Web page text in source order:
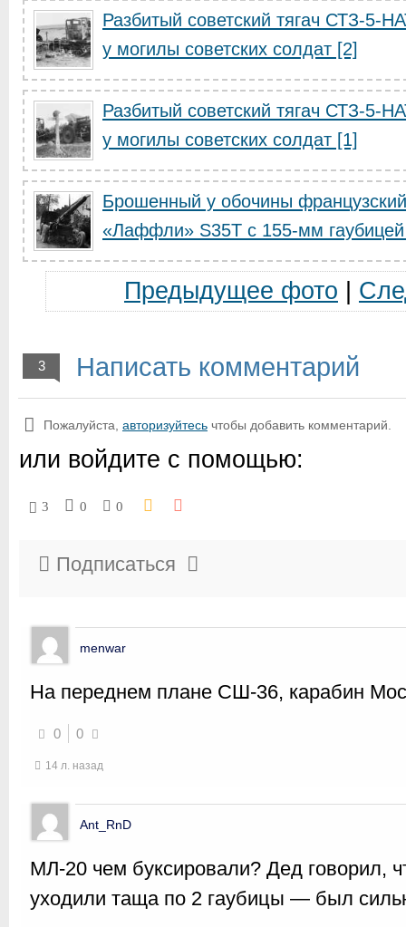
Разбитый советский тягач СТЗ-5-
у могилы советских солдат [2]
Разбитый советский тягач СТЗ-5-
у могилы советских солдат [1]
Брошенный у обочины
«Лаффли» S35T с 155-мм
Предыдущее фото
3 Написать комментарий
Пожалуйста, авторизуйтесь чтобы добавить комментарий.
или войдите с помощью:
3 0 0
Подписаться
menwar
На переднем плане СШ-36, карабин
0 0
14 л. назад
Ant_RnD
МЛ-20 чем буксировали? Дед говорил,
уходили таща по 2 гаубицы — был